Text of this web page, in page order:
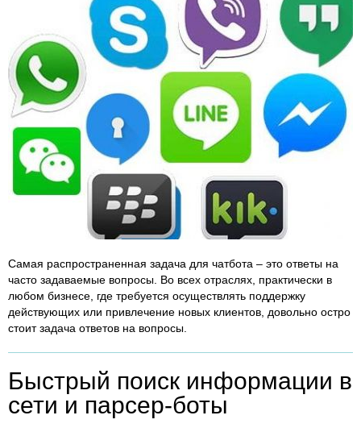
Самая распространенная задача для чатбота – это ответы на
часто задаваемые вопросы. Во всех отраслях, практически в
любом бизнесе, где требуется осуществлять поддержку
действующих или привлечение новых клиентов, довольно остро
стоит задача ответов на вопросы.
Быстрый поиск информации в
сети и парсер-боты